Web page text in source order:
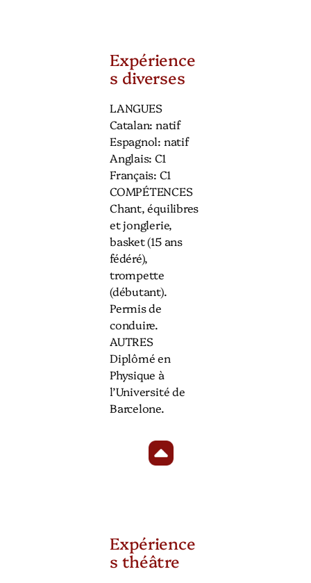
Expérience
s diverses
LANGUES
Catalan: natif
Espagnol: natif
Anglais: C1
Français: C1
COMPÉTENCES
Chant, équilibres
et jonglerie,
basket (15 ans
fédéré),
trompette
(débutant).
Permis de
conduire.
AUTRES
Diplômé en
Physique à
l’Université de
Barcelone.
Expérience
s théâtre